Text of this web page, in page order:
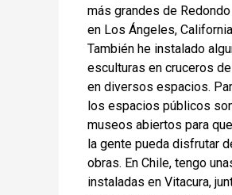
más grandes de
en Los Ángeles,
También he instalado
esculturas en cruceros
en diversos espacios.
los espacios públicos
museos abiertos para
la gente pueda disfrutar
obras. En Chile, tengo
instaladas en Vitacura,